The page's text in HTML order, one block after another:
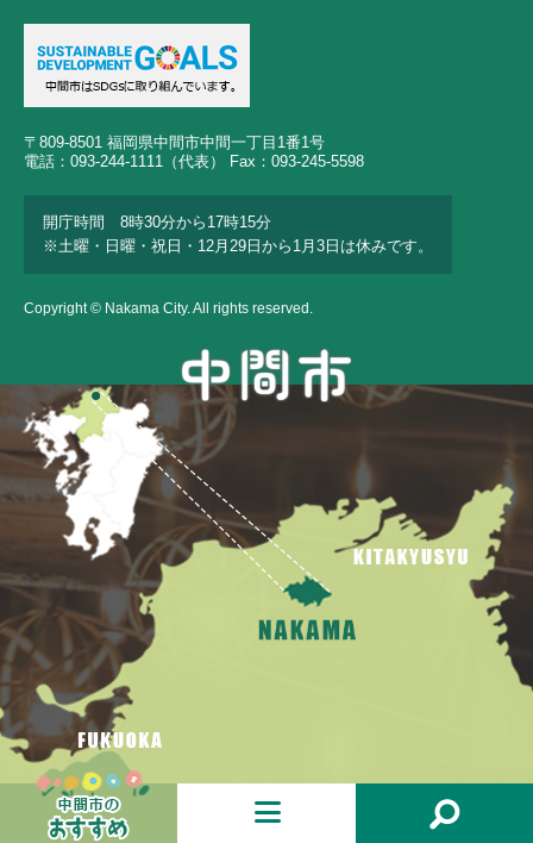
〒809-8501 福岡県中間市中間一丁目1番1号
電話：093-244-1111（代表） Fax：093-245-5598
開庁時間 8時30分から17時15分
※土曜・日曜・祝日・12月29日から1月3日は休みです。
Copyright © Nakama City. All rights reserved.